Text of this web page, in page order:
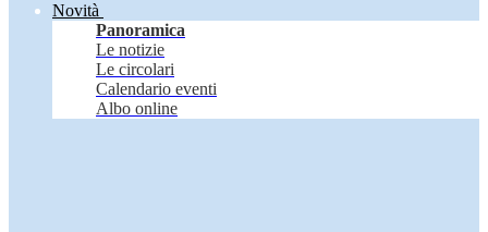
Novità
Panoramica
Le notizie
Le circolari
Calendario eventi
Albo online